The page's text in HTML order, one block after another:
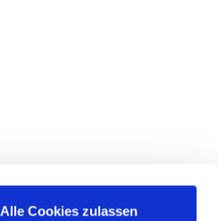
Alle Cookies zulassen